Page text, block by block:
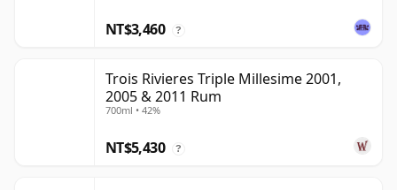
NT$3,460 ?
Trois Rivieres Triple Millesime 2001,
2005 & 2011 Rum
700ml • 42%
NT$5,430 ?